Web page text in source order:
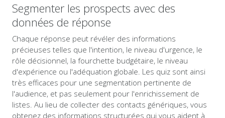
Segmenter les prospects avec des
données de réponse
Chaque réponse peut révéler des informations
précieuses telles que l'intention, le niveau d'urgence, le
rôle décisionnel, la fourchette budgétaire, le niveau
d'expérience ou l'adéquation globale. Les quiz sont ainsi
très efficaces pour une segmentation pertinente de
l'audience, et pas seulement pour l'enrichissement de
listes. Au lieu de collecter des contacts génériques, vous
obtenez des informations structurées qui vous aident à